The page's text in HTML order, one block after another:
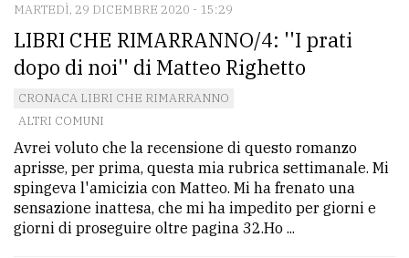
MARTEDÌ, 29 DICEMBRE 2020 - 15:29
LIBRI CHE RIMARRANNO/4: ''I prati
dopo di noi'' di Matteo Righetto
CRONACA LIBRI CHE RIMARRANNO
ALTRI COMUNI
Avrei voluto che la recensione di questo romanzo
aprisse, per prima, questa mia rubrica settimanale. Mi
spingeva l'amicizia con Matteo. Mi ha frenato una
sensazione inattesa, che mi ha impedito per giorni e
giorni di proseguire oltre pagina 32.Ho ...